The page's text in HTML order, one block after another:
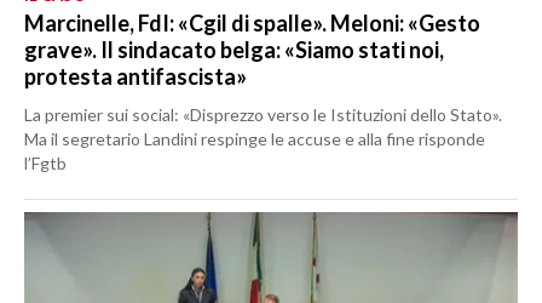
Marcinelle, FdI: «Cgil di spalle». Meloni: «Gesto
grave». Il sindacato belga: «Siamo stati noi,
protesta antifascista»
La premier sui social: «Disprezzo verso le Istituzioni dello Stato».
Ma il segretario Landini respinge le accuse e alla fine risponde
l’Fgtb